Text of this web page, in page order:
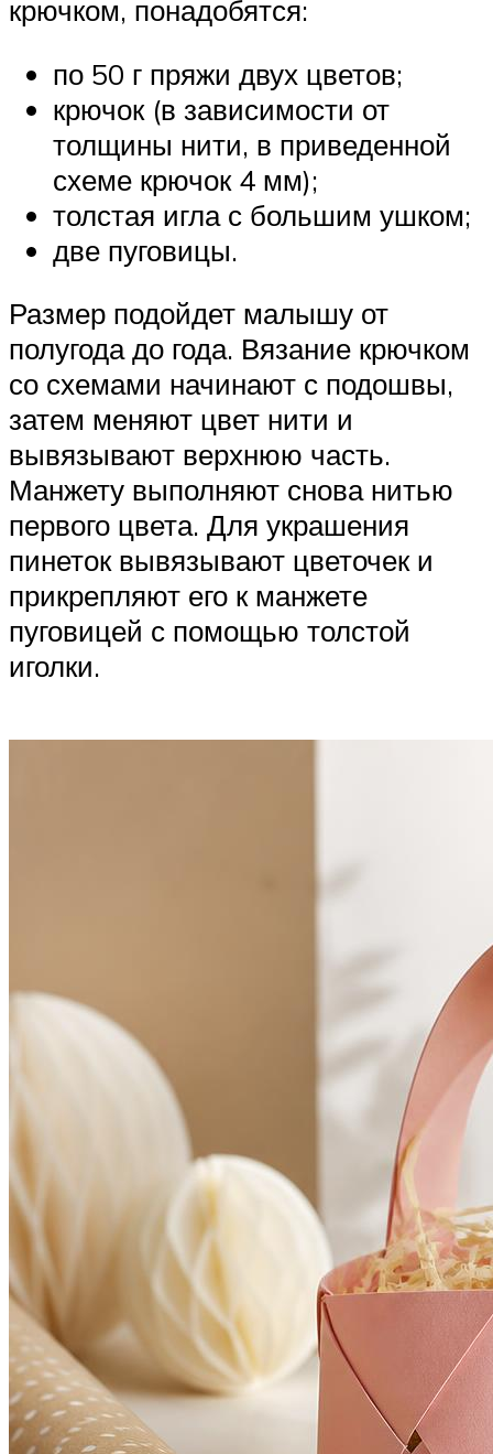
крючком, понадобятся:
по 50 г пряжи двух цветов;
крючок (в зависимости от
толщины нити, в приведенной
схеме крючок 4 мм);
толстая игла с большим ушком;
две пуговицы.
Размер подойдет малышу от
полугода до года. Вязание крючком
со схемами начинают с подошвы,
затем меняют цвет нити и
вывязывают верхнюю часть.
Манжету выполняют снова нитью
первого цвета. Для украшения
пинеток вывязывают цветочек и
прикрепляют его к манжете
пуговицей с помощью толстой
иголки.